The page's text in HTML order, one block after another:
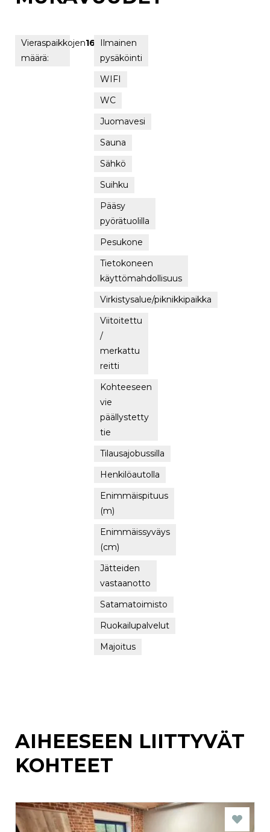
Vieraspaikkojen
määrä:
16
Ilmainen
pysäköinti
WIFI
WC
Juomavesi
Sauna
Sähkö
Suihku
Pääsy
pyörätuolilla
Pesukone
Tietokoneen
käyttömahdollisuus
Virkistysalue/piknikkipaikka
Viitoitettu
/
merkattu
reitti
Kohteeseen
vie
päällystetty
tie
Tilausajobussilla
Henkilöautolla
Enimmäispituus
(m)
Enimmäissyväys
(cm)
Jätteiden
vastaanotto
Satamatoimisto
Ruokailupalvelut
Majoitus
AIHEESEEN LIITTYVÄT
KOHTEET